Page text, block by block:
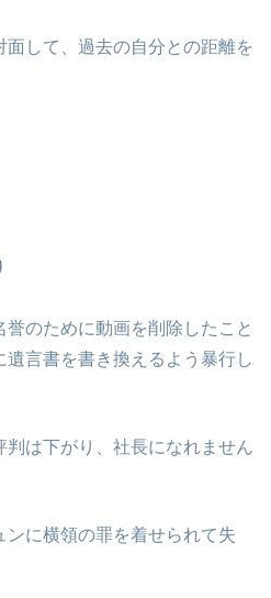
面して、過去の自分との距離を
誉のために動画を削除したこと
遺言書を書き換えるよう暴行し
判は下がり、社長になれません
ンに横領の罪を着せられて失